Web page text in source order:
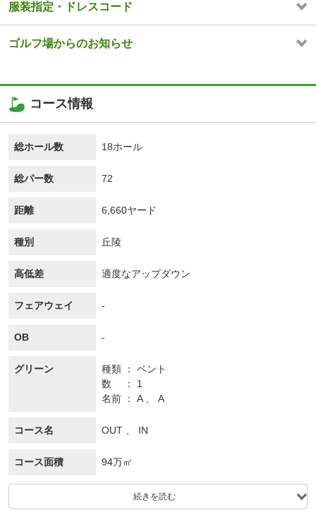
服装指定・ドレスコード
ゴルフ場からのお知らせ
コース情報
総ホール数 18ホール
総パー数 72
距離 6,660ヤード
種別 丘陵
高低差 適度なアップダウン
フェアウェイ -
OB -
グリーン 種類
ベント
数
1
名前
A 、 A
コース名 OUT 、 IN
コース面積 94万㎡
続きを読む